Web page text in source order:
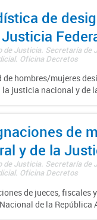
de
de Justicia. Secretaría de
Oficina Decretos
de hombres/mujeres
la justicia nacional y de
de
y de la
de Justicia. Secretaría de
Oficina Decretos
de jueces, fiscales
de la República